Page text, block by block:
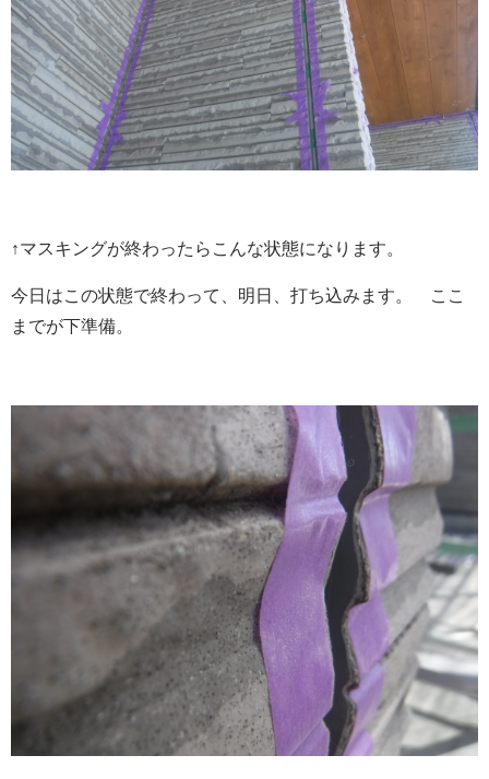
↑マスキングが終わったらこんな状態になります。
今日はこの状態で終わって、明日、打ち込みます。 ここ
までが下準備。